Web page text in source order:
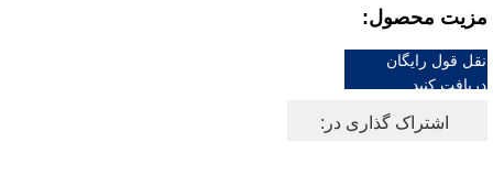
مزیت محصول:
نقل قول رایگان
دریافت کنید
اشتراک گذاری در: